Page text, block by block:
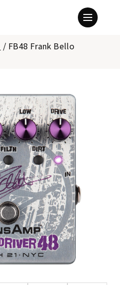
/ FB48 Frank Bello